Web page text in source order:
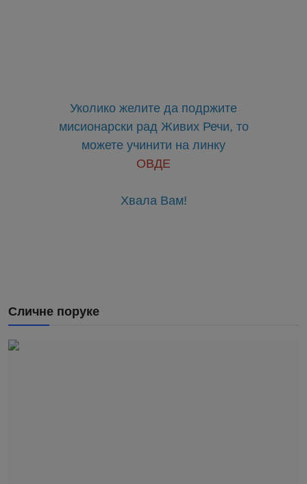
Уколико желите да подржите
мисионарски рад Живих Речи, то
можете учинити на линку
ОВДЕ
Хвала Вам!
Сличне поруке